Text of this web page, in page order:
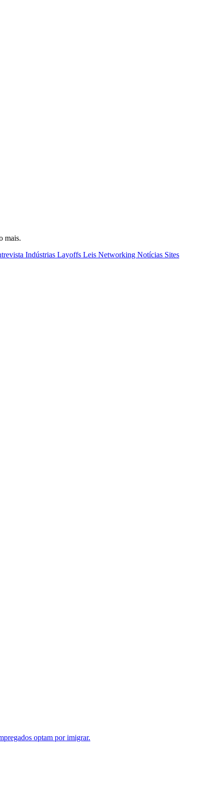
mais.
Indústrias Layoffs Leis Networking Notícias Sites
optam por imigrar.